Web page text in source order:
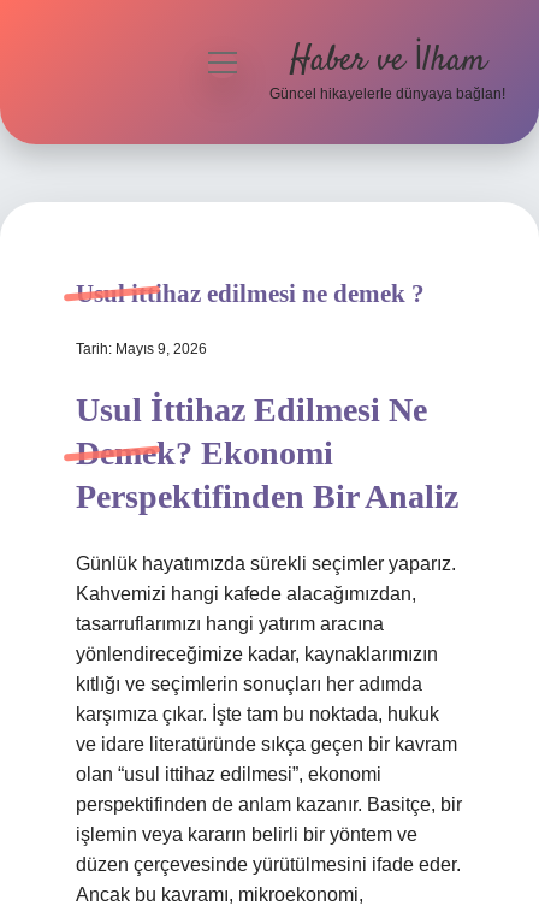
Hakkımızda
menüyü
Haber ve İlham
Güncel hikayelerle dünyaya bağlan!
Usul ittihaz edilmesi ne demek ?
Tarih: Mayıs 9, 2026
Usul İttihaz Edilmesi Ne
Demek? Ekonomi
Perspektifinden Bir Analiz
Günlük hayatımızda sürekli seçimler yaparız.
Kahvemizi hangi kafede alacağımızdan,
tasarruflarımızı hangi yatırım aracına
yönlendireceğimize kadar, kaynaklarımızın
kıtlığı ve seçimlerin sonuçları her adımda
karşımıza çıkar. İşte tam bu noktada, hukuk
ve idare literatüründe sıkça geçen bir kavram
olan “usul ittihaz edilmesi”, ekonomi
perspektifinden de anlam kazanır. Basitçe, bir
işlemin veya kararın belirli bir yöntem ve
düzen çerçevesinde yürütülmesini ifade eder.
Ancak bu kavramı, mikroekonomi,